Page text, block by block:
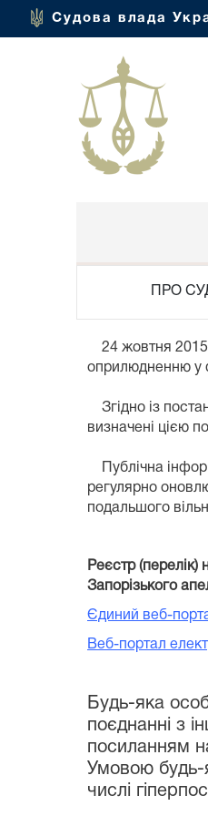
Судова влада
ПРО
24 жовтня 2015
оприлюдненню у
Згідно із
визначені цією
Публічна
регулярно
подальшого
Реєстр (перелік)
Запорізького
Єдиний веб-
Веб-портал
Будь-яка
поєднанні з
посиланням
Умовою будь-
числі